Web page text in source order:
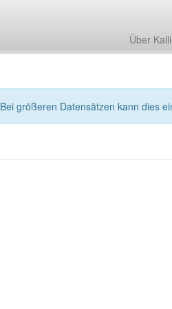
Über
Bei größeren Datensätzen kann dies